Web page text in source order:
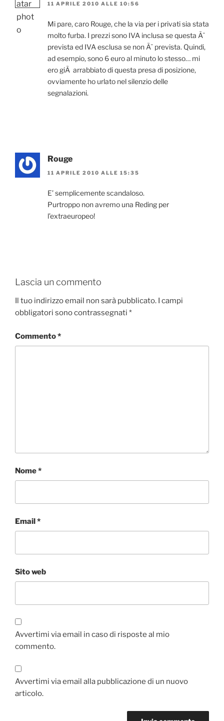
11 APRILE 2010 ALLE 10:56
Mi pare, caro Rouge, che la via per i privati sia stata
molto furba. I prezzi sono IVA inclusa se questa Ã¨
prevista ed IVA esclusa se non Ã¨ prevista. Quindi,
ad esempio, sono 6 euro al minuto lo stesso… mi
ero giÃ arrabbiato di questa presa di posizione,
ovviamente ho urlato nel silenzio delle
segnalazioni.
Rouge
11 APRILE 2010 ALLE 15:35
E’ semplicemente scandaloso.
Purtroppo non avremo una Reding per
l’extraeuropeo!
Lascia un commento
Il tuo indirizzo email non sarà pubblicato. I campi
obbligatori sono contrassegnati *
Commento*
Nome*
Email*
Sito web
Avvertimi via email in caso di risposte al mio
commento.
Avvertimi via email alla pubblicazione di un nuovo
articolo.